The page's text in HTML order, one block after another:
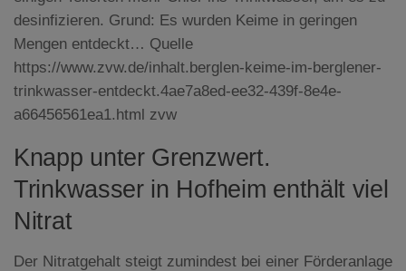
desinfizieren. Grund: Es wurden Keime in geringen
Mengen entdeckt… Quelle
https://www.zvw.de/inhalt.berglen-keime-im-berglener-
trinkwasser-entdeckt.4ae7a8ed-ee32-439f-8e4e-
a66456561ea1.html zvw
Knapp unter Grenzwert.
Trinkwasser in Hofheim enthält viel
Nitrat
Der Nitratgehalt steigt zumindest bei einer Förderanlage